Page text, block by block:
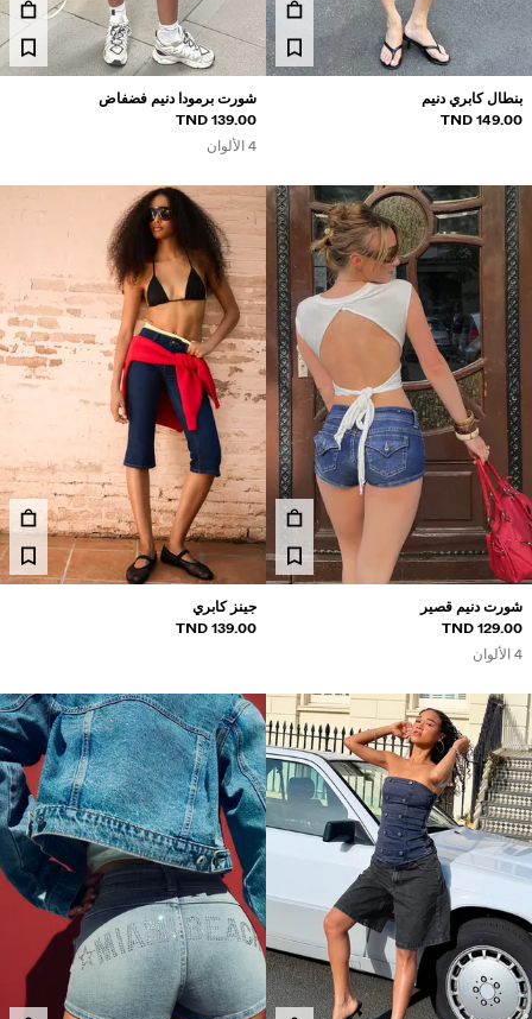
بنطال كابري دنيم
149.00 TND
شورت برمودا دنيم فضفاض
139.00 TND
4 الألوان
شورت دنيم قصير
129.00 TND
4 الألوان
جينز كابري
139.00 TND
بناطيل جينز
شورتات
سويت شيرتات
سويتر وكارديغان
سترات من التريكو
ملابس سباحة
أحذية
إكسسوارات
موصى بها
الأكثر مبيعًا
من نوعها
BERSHKA
NEWSLETTER